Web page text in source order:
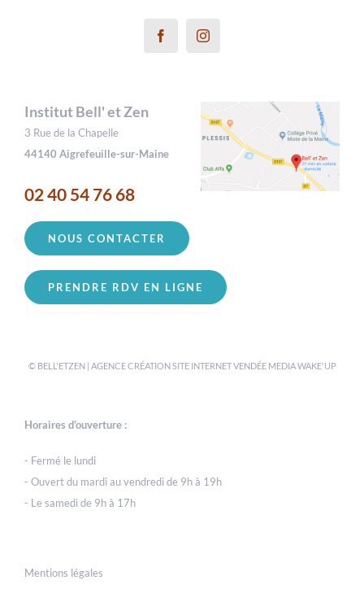
Institut Bell' et Zen
3 Rue de la Chapelle
44140 Aigrefeuille-sur-Maine
02 40 54 76 68
NOUS CONTACTER
PRENDRE RDV EN LIGNE
© BELL'ETZEN | AGENCE CRÉATION SITE INTERNET VENDÉE MEDIA WAKE'UP
Horaires d'ouverture :
- Fermé le lundi
- Ouvert du mardi au vendredi de 9h à 19h
- Le samedi de 9h à 17h
Mentions légales